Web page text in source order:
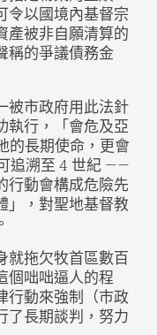
令以國境內基督宗
產被非自願清算的
稱的爭議債務金
被市政府用此法針
執行，「會危及亞
的長期使命，更會
追溯至 4 世紀 ——
行動會構成危險先
」，對聖地基督教
就拖欠牧首區數百
個咄咄逼人的程
行動來強制（市政
了長期談判，努力